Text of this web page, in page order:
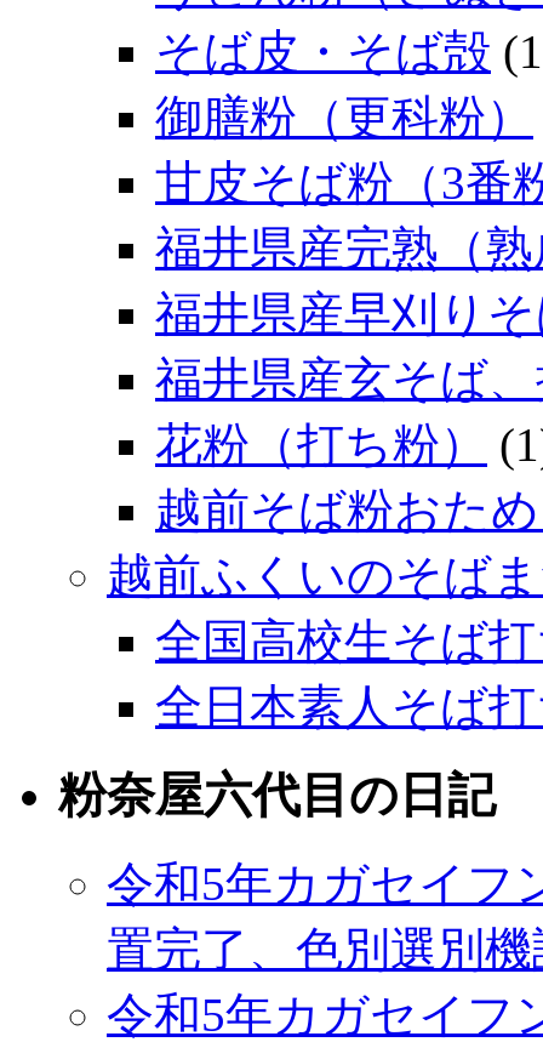
そば皮・そば殻
御膳粉（更科粉）
甘皮そば粉（3番
福井県産完熟（
福井県産早刈り
福井県産玄そば
花粉（打ち粉）
越前そば粉おた
越前ふくいのそば
全国高校生そば
全日本素人そば
粉奈屋六代目の日記
令和5年カガセイフ
置完了、色別選別
令和5年カガセイフ